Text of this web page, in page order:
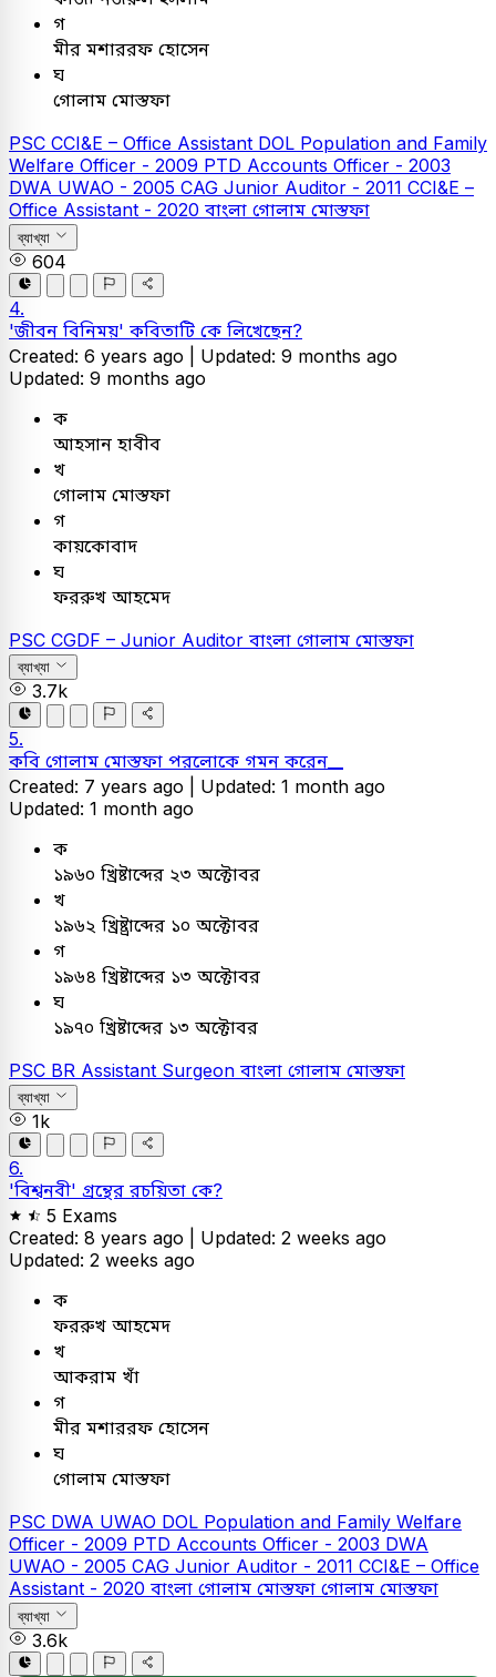
গ
মীর মশাররফ হোসেন
ঘ
গোলাম মোস্তফা
PSC CCI&E – Office Assistant DOL Population and Family
Welfare Officer - 2009 PTD Accounts Officer - 2003
DWA UWAO - 2005 CAG Junior Auditor - 2011 CCI&E –
Office Assistant - 2020 বাংলা গোলাম মোস্তফা
ব্যাখ্যা
604
4.
'জীবন বিনিময়' কবিতাটি কে লিখেছেন?
Created: 6 years ago | Updated: 9 months ago
Updated: 9 months ago
ক
আহসান হাবীব
খ
গোলাম মোস্তফা
গ
কায়কোবাদ
ঘ
ফররুখ আহমেদ
PSC CGDF – Junior Auditor বাংলা গোলাম মোস্তফা
ব্যাখ্যা
3.7k
5.
কবি গোলাম মোস্তফা পরলোকে গমন করেন__
Created: 7 years ago | Updated: 1 month ago
Updated: 1 month ago
ক
১৯৬০ খ্রিষ্টাব্দের ২৩ অক্টোবর
খ
১৯৬২ খ্রিষ্ট্রাব্দের ১০ অক্টোবর
গ
১৯৬৪ খ্রিষ্টাব্দের ১৩ অক্টোবর
ঘ
১৯৭০ খ্রিষ্টাব্দের ১৩ অক্টোবর
PSC BR Assistant Surgeon বাংলা গোলাম মোস্তফা
ব্যাখ্যা
1k
6.
'বিশ্বনবী' গ্রন্থের রচয়িতা কে?
5 Exams
Created: 8 years ago | Updated: 2 weeks ago
Updated: 2 weeks ago
ক
ফররুখ আহমেদ
খ
আকরাম খাঁ
গ
মীর মশাররফ হোসেন
ঘ
গোলাম মোস্তফা
PSC DWA UWAO DOL Population and Family Welfare
Officer - 2009 PTD Accounts Officer - 2003 DWA
UWAO - 2005 CAG Junior Auditor - 2011 CCI&E – Office
Assistant - 2020 বাংলা গোলাম মোস্তফা গোলাম মোস্তফা
ব্যাখ্যা
3.6k